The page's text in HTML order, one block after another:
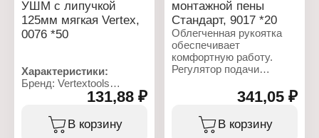
УШМ с липучкой
125мм мягкая Vertex,
0076 *50
Характеристики:
Бренд: Vertextools
Тип товара: Насадка для
Вид: мягкая
131,88 ₽
В корзину
монтажной пены
Стандарт, 9017 *20
Облегченная рукоятка
обеспечивает
комфортную работу.
Регулятор подачи
дозированию и
равномерному выходу
пены. Игольчатый и
шариковый клапаны из
341,05 ₽
В корзину